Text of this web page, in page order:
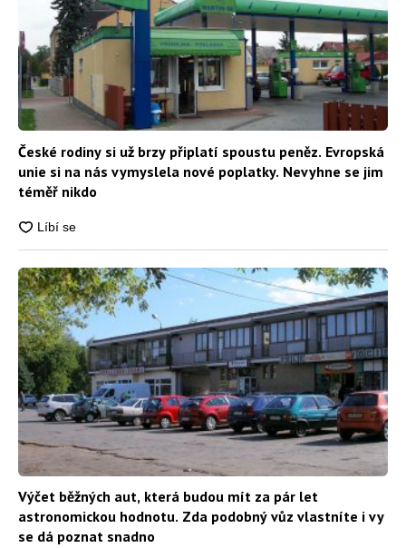
České rodiny si už brzy připlatí spoustu peněz. Evropská
unie si na nás vymyslela nové poplatky. Nevyhne se jim
téměř nikdo
Výčet běžných aut, která budou mít za pár let
astronomickou hodnotu. Zda podobný vůz vlastníte i vy
se dá poznat snadno